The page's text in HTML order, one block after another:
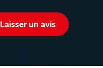
Laisser un avis